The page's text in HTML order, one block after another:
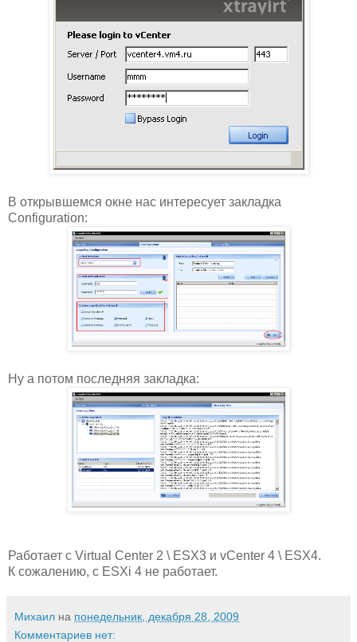
В открывшемся окне нас интересует закладка
Configuration:
Ну а потом последняя закладка:
Работает с Virtual Center 2 \ ESX3 и vCenter 4 \ ESX4.
К сожалению, с ESXi 4 не работает.
Михаил на понедельник, декабря 28, 2009
Комментариев нет: